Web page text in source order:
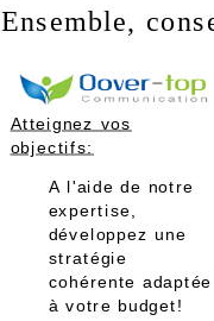
Ensemble,
Atteignez vos
A l'aide de notre
expertise,
développez une
stratégie
cohérente adaptée